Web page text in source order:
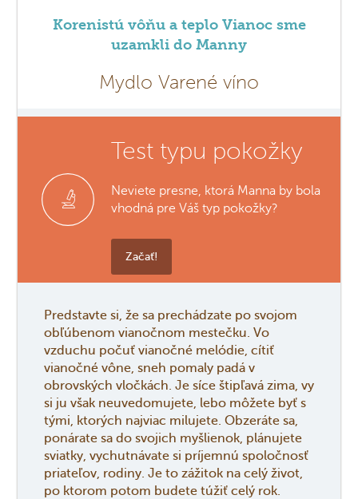
Korenistú vôňu a teplo Vianoc sme
uzamkli do Manny
Mydlo Varené víno
Test typu pokožky
Neviete presne, ktorá Manna by bola
vhodná pre Váš typ pokožky?
Začať!
Predstavte si, že sa prechádzate po svojom
obľúbenom vianočnom mestečku. Vo
vzduchu počuť vianočné melódie, cítiť
vianočné vône, sneh pomaly padá v
obrovských vločkách. Je síce štipľavá zima, vy
si ju však neuvedomujete, lebo môžete byť s
tými, ktorých najviac milujete. Obzeráte sa,
ponárate sa do svojich myšlienok, plánujete
sviatky, vychutnávate si príjemnú spoločnosť
priateľov, rodiny. Je to zážitok na celý život,
po ktorom potom budete túžiť celý rok.